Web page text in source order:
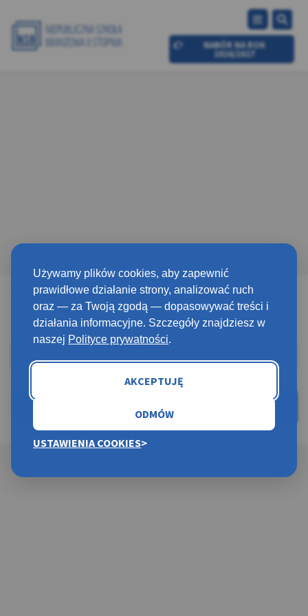
Używamy plików cookies, aby zapewnić
prawidłowe działanie strony, analizować ruch
oraz — za Twoją zgodą — dopasowywać treści i
działania informacyjne. Szczegóły znajdziesz w
naszej Polityce prywatności.
AKCEPTUJĘ
ODMÓW
USTAWIENIA COOKIES
NABÓR NA ROK
2026/2027
Treść jest chroniona hasłem. Aby ją zobaczyć, proszę wpisać
hasło:
Hasło: